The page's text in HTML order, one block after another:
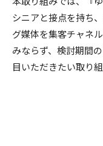
シニアと接点を持ち
グ媒体を集客チャネ
みならず、検討期間
目いただきたい取り組